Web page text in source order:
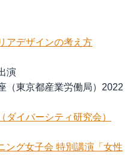
アデザインの考え方
演
（東京都産業労働局）2022
イバーシティ研究会）
ング女子会 特別講演「女性